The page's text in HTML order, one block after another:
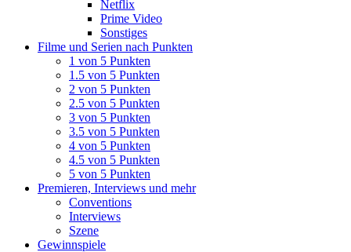
Netflix
Prime Video
Sonstiges
Filme und Serien nach Punkten
1 von 5 Punkten
1.5 von 5 Punkten
2 von 5 Punkten
2.5 von 5 Punkten
3 von 5 Punkten
3.5 von 5 Punkten
4 von 5 Punkten
4.5 von 5 Punkten
5 von 5 Punkten
Premieren, Interviews und mehr
Conventions
Interviews
Szene
Gewinnspiele